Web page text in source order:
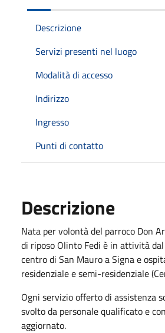
Descrizione
Servizi presenti nel luogo
Modalità di accesso
Indirizzo
Ingresso
Punti di contatto
Descrizione
Nata per volontà del parroco Don
di riposo Olinto Fedi è in attività
centro di San Mauro a Signa e
residenziale e semi-residenziale
Ogni servizio offerto di assistenza
svolto da personale qualificato e
aggiornato.